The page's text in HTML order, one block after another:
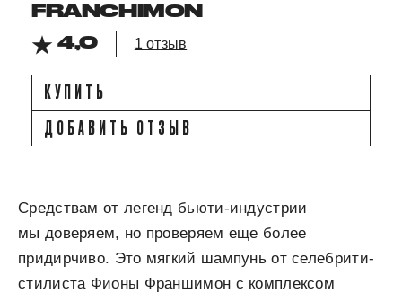
FRANCHIMON
4,0
1 отзыв
КУПИТЬ
ДОБАВИТЬ ОТЗЫВ
Средствам от легенд бьюти-индустрии
мы доверяем, но проверяем еще более
придирчиво. Это мягкий шампунь от селебрити-
стилиста Фионы Франшимон с комплексом